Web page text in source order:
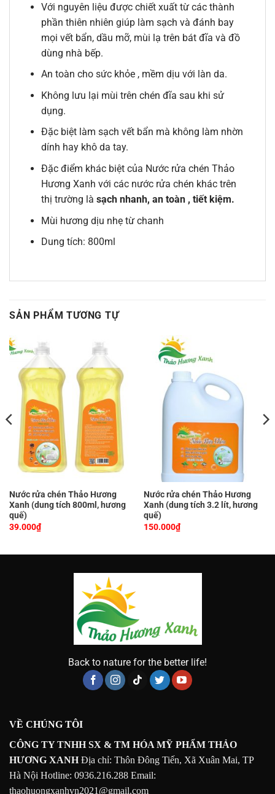
Với nguyên liệu được chiết xuất từ các thành
phần thiên nhiên giúp làm sạch và đánh bay
mọi vết bẩn, dầu mỡ, mùi lạ trên bát đĩa và đồ
dùng nhà bếp.
An toàn cho sức khỏe , mềm dịu với làn da.
Không lưu lại mùi trên chén đĩa sau khi sử
dụng.
Đặc biệt làm sạch vết bẩn mà không làm nhờn
dính hay khô da tay.
Đặc điểm khác biệt của Nước rửa chén Thảo
Hương Xanh với các nước rửa chén khác trên
thị trường là sạch nhanh, an toàn , tiết kiệm.
Mùi hương dịu nhẹ từ chanh
Dung tích: 800ml
SẢN PHẨM TƯƠNG TỰ
Nước rửa chén Thảo Hương
Xanh (dung tích 800ml, hương
quế)
39.000₫
Nước rửa chén Thảo Hương
Xanh (dung tích 3.2 lít, hương
quế)
150.000₫
Back to nature for the better life!
VỀ CHÚNG TÔI
CÔNG TY TNHH SX & TM HÓA MỸ PHẨM THẢO
HƯƠNG XANHĐịa chỉ: Thôn Đông Tiến, Xã Xuân Mai, TP
Hà Nội Hotline: 0936.216.288 Email:
thaohuongxanhvn2021@gmail.com